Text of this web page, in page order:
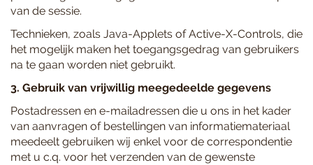
van de sessie.
Technieken, zoals Java-Applets of Active-X-Controls, die
het mogelijk maken het toegangsgedrag van gebruikers
na te gaan worden niet gebruikt.
3. Gebruik van vrijwillig meegedeelde gegevens
Postadressen en e-mailadressen die u ons in het kader
van aanvragen of bestellingen van informatiemateriaal
meedeelt gebruiken wij enkel voor de correspondentie
met u c.q. voor het verzenden van de gewenste